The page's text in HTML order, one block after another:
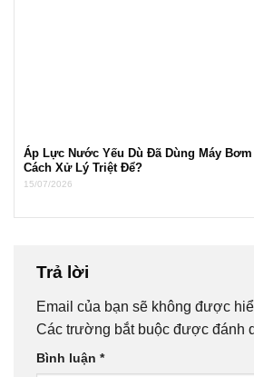
Áp Lực Nước Yếu Dù Đã Dùng Máy
Cách Xử Lý Triệt Để?
15/07/2026
Trả lời
Email của bạn sẽ không được
Các trường bắt buộc được đánh
Bình luận *